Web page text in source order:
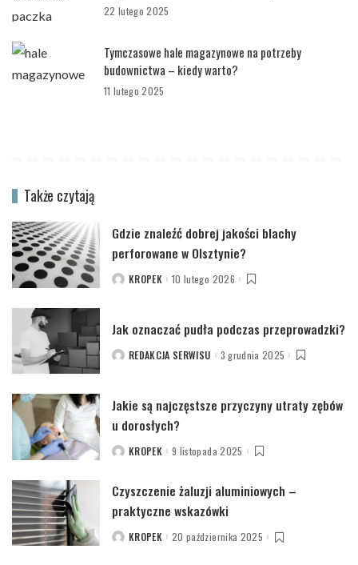
22 lutego 2025
Tymczasowe hale magazynowe na potrzeby
budownictwa – kiedy warto?
11 lutego 2025
Także czytają
Gdzie znaleźć dobrej jakości blachy
perforowane w Olsztynie?
POSTEDKROPEK 10 lutego 2026
Jak oznaczać pudła podczas przeprowadzki?
POSTEDREDAKCJA SERWISU 3 grudnia 2025
Jakie są najczęstsze przyczyny utraty zębów
u dorosłych?
POSTEDKROPEK 9 listopada 2025
Czyszczenie żaluzji aluminiowych –
praktyczne wskazówki
POSTEDKROPEK 20 października 2025